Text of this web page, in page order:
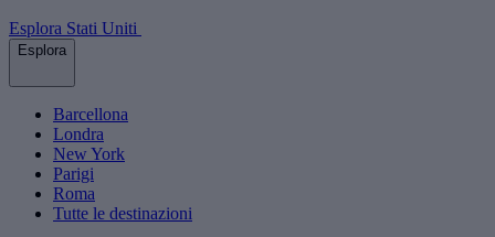
Esplora Stati Uniti
Esplora
Barcellona
Londra
New York
Parigi
Roma
Tutte le destinazioni